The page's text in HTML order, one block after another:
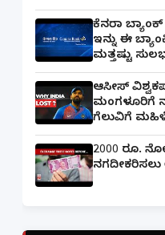
ಕೆನರಾ ಬ್ಯಾಂಕ್‌
ಇನ್ನು ಈ
ಮತ್ತಷ್ಟು
ಆಸೀಸ್
ಮಂಗಳೂರಿಗೆ
ಗೆಲುವಿಗೆ
2000 ರೂ.
ನಗದೀಕರಿಸಲು